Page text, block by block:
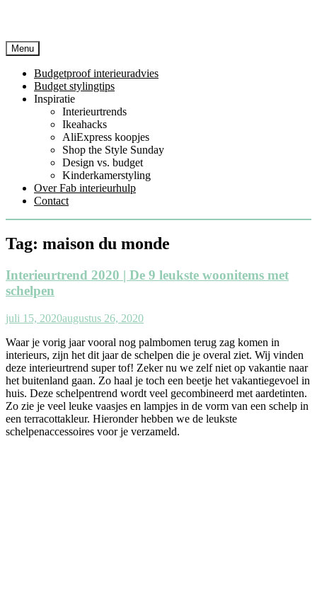
Menu
Budgetproof interieuradvies
Budget stylingtips
Inspiratie
Interieurtrends
Ikeahacks
AliExpress koopjes
Shop the Style Sunday
Design vs. budget
Kinderkamerstyling
Over Fab interieurhulp
Contact
Tag: maison du monde
Interieurtrend 2020 | De 9 leukste woonitems met
schelpen
juli 15, 2020augustus 26, 2020
Waar je vorig jaar vooral nog palmbomen terug zag komen in
interieurs, zijn het dit jaar de schelpen die je overal ziet. Wij vinden
deze interieurtrend super tof! Zeker nu we zelf niet op vakantie naar
het buitenland gaan. Zo haal je toch een beetje het vakantiegevoel in
huis. Deze schelpentrend wordt veel gecombineerd met aardetinten.
Zo zie je veel leuke vaasjes en lampjes in de vorm van een schelp in
een terracottakleur. Hieronder hebben we de leukste
schelpenaccessoires voor je verzameld.